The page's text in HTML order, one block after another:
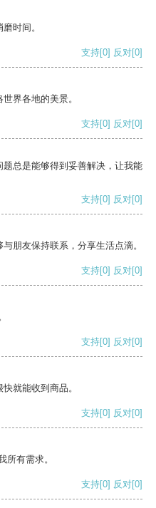
时间。
支持[0] 反对[0]
界各地的美景。
支持[0] 反对[0]
总是能够得到妥善解决，让我能
支持[0] 反对[0]
朋友保持联系，分享生活点滴。
支持[0] 反对[0]
支持[0] 反对[0]
就能收到商品。
支持[0] 反对[0]
所有需求。
支持[0] 反对[0]